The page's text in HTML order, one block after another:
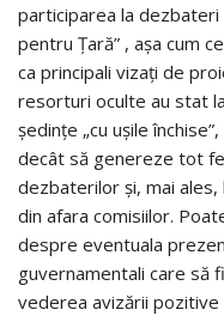
participarea la
pentru Ţară” , aşa cum
ca principali vizaţi de
resorturi oculte au stat
şedinţe „cu uşile
decât să genereze tot
dezbaterilor şi, mai
din afara comisiilor.
despre eventuala
guvernamentali care să
vederea avizării